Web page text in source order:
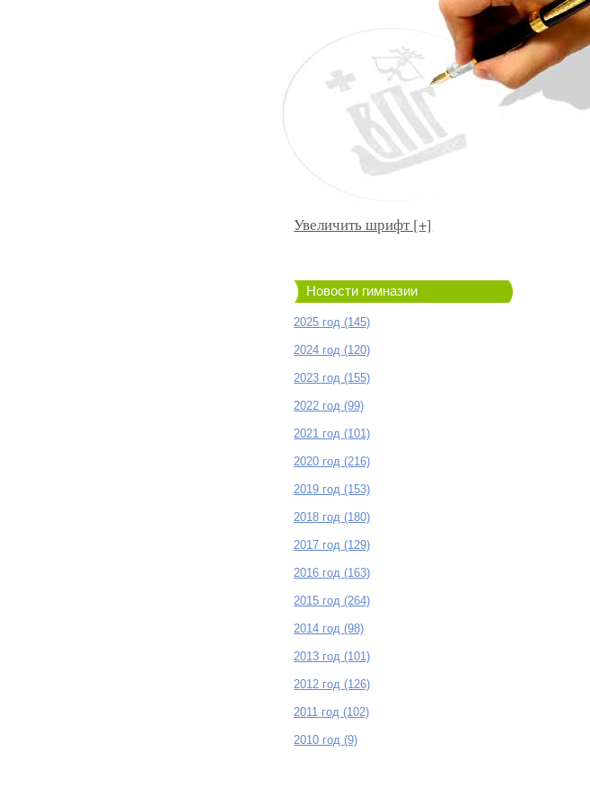
Увеличить шрифт [+]
Новости гимназии
2025 год (145)
2024 год (120)
2023 год (155)
2022 год (99)
2021 год (101)
2020 год (216)
2019 год (153)
2018 год (180)
2017 год (129)
2016 год (163)
2015 год (264)
2014 год (98)
2013 год (101)
2012 год (126)
2011 год (102)
2010 год (9)